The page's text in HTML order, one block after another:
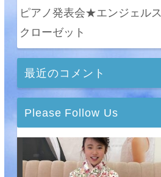
ピアノ発表会★エンジェルス
クローゼット
最近のコメント
Please Follow Us